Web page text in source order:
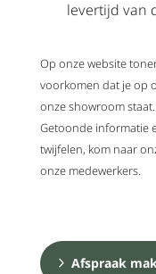
levertijd van
Op onze website
voorkomen dat je op
onze showroom staat.
Getoonde informatie
twijfelen, kom naar
onze medewerkers.
Afspraak